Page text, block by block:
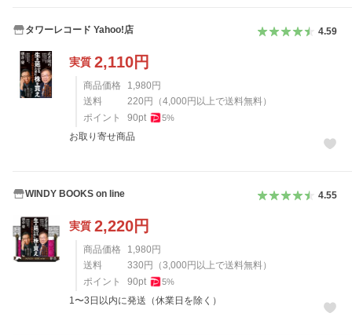
タワーレコード Yahoo!店 4.59
実質 2,110円
商品価格 1,980 円
送料
220 円 （4,000 円以上で送料無料）
ポイント
90pt 5%
お取り寄せ商品
WINDY BOOKS on line 4.55
実質 2,220円
商品価格 1,980 円
送料
330 円 （3,000 円以上で送料無料）
ポイント
90pt 5%
1〜3日以内に発送（休業日を除く）